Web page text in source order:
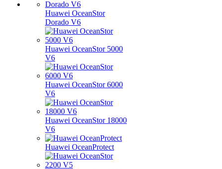
Huawei OceanStor
Dorado V6
Huawei OceanStor 5000
V6
Huawei OceanStor 6000
V6
Huawei OceanStor 18000
V6
Huawei OceanProtect